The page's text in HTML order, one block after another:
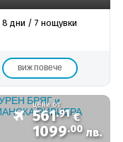
8 дни / 7 нощувки
виж повече
цени от
561.91 €
1099.00 лв.